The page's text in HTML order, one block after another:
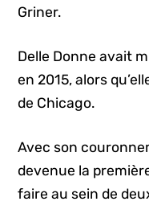
Griner.
Delle Donne avait
en 2015, alors
de Chicago.
Avec son
devenue la
faire au sein de